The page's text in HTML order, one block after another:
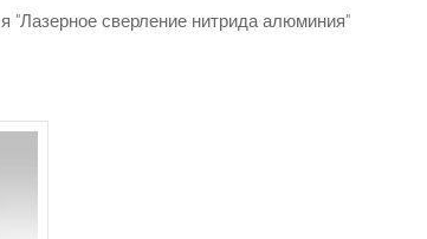
"Лазерное сверление нитрида алюминия"